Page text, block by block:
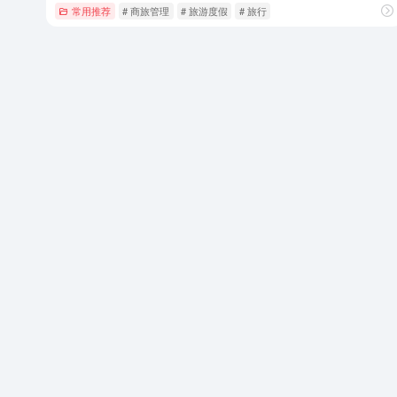
常用推荐 # 商旅管理 # 旅游度假 # 旅行